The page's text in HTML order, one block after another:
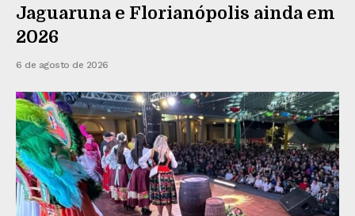
Jaguaruna e Florianópolis ainda em
2026
6 de agosto de 2026